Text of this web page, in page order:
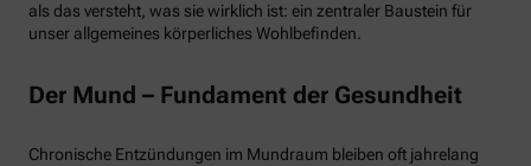
als das versteht, was sie wirklich ist: ein zentraler Baustein für
unser allgemeines körperliches Wohlbefinden.
Der Mund – Fundament der Gesundheit
Chronische Entzündungen im Mundraum bleiben oft jahrelang